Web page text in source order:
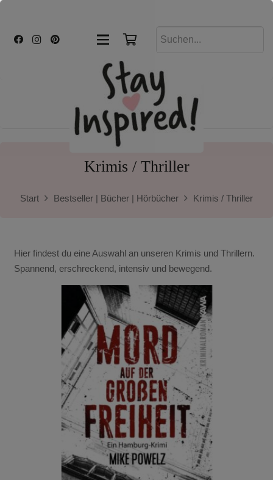
Krimis / Thriller
Start Bestseller | Bücher | Hörbücher Krimis / Thriller
Hier findest du eine Auswahl an unseren Krimis und Thrillern.
Spannend, erschreckend, intensiv und bewegend.